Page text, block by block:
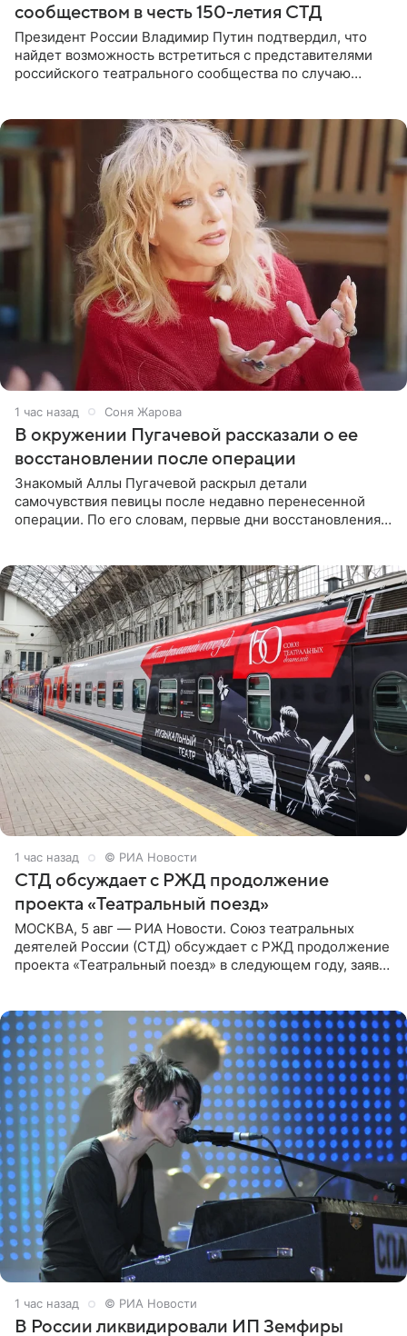
сообществом в честь 150-летия СТД
Президент России Владимир Путин подтвердил, что
найдет возможность встретиться с представителями
российского театрального сообщества по случаю
1 час назад Соня Жарова
В окружении Пугачевой рассказали о ее
восстановлении после операции
Знакомый Аллы Пугачевой раскрыл детали
самочувствия певицы после недавно перенесенной
операции. По его словам, первые дни восстановления
1 час назад © РИА Новости
СТД обсуждает с РЖД продолжение
проекта «Театральный поезд»
МОСКВА, 5 авг — РИА Новости. Союз театральных
деятелей России (СТД) обсуждает с РЖД продолжение
проекта «Театральный поезд» в следующем году, заявил
1 час назад © РИА Новости
В России ликвидировали ИП Земфиры